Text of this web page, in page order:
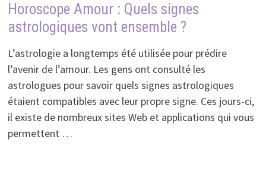
Horoscope Amour : Quels signes
astrologiques vont ensemble ?
L’astrologie a longtemps été utilisée pour prédire
l’avenir de l’amour. Les gens ont consulté les
astrologues pour savoir quels signes astrologiques
étaient compatibles avec leur propre signe. Ces jours-ci,
il existe de nombreux sites Web et applications qui vous
permettent …